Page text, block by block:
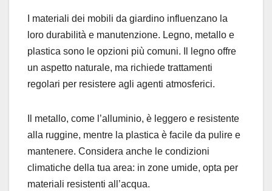
I materiali dei mobili da giardino influenzano la
loro durabilità e manutenzione. Legno, metallo e
plastica sono le opzioni più comuni. Il legno offre
un aspetto naturale, ma richiede trattamenti
regolari per resistere agli agenti atmosferici.
Il metallo, come l’alluminio, è leggero e resistente
alla ruggine, mentre la plastica è facile da pulire e
mantenere. Considera anche le condizioni
climatiche della tua area: in zone umide, opta per
materiali resistenti all’acqua.